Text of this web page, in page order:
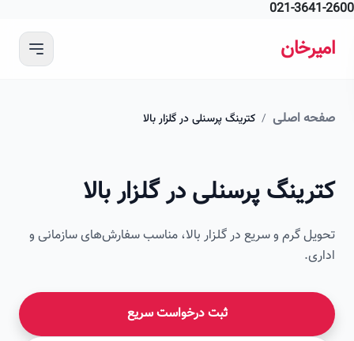
021-
اصلی / کترینگ پرسنلی در گلزار بالا
پرسنلی در گلزار بالا
گرم و سریع در گلزار بالا، مناسب سفارش‌های سازمانی و
ثبت درخواست سریع
تصویر این صفحه به زودی اضافه می‌شود